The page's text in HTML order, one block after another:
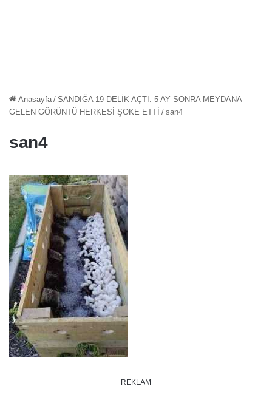
Anasayfa / SANDIĞA 19 DELİK AÇTI. 5 AY SONRA MEYDANA
GELEN GÖRÜNTÜ HERKESİ ŞOKE ETTİ / san4
san4
REKLAM